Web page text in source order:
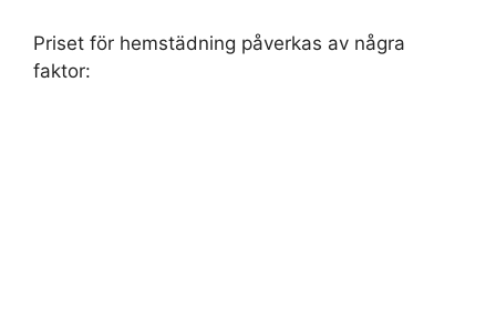
Priset för hemstädning påverkas av några
faktor: